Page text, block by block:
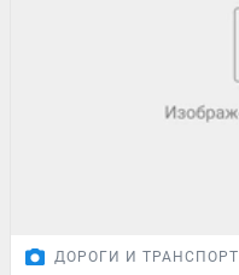
ДОРОГИ И ТРАНСПОРТ